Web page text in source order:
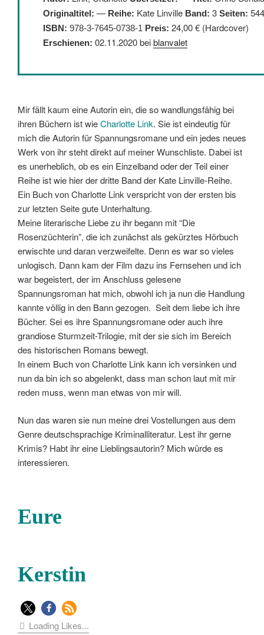
Originaltitel: — Reihe: Kate Linville Band: 3 Seiten: 544
ISBN: 978-3-7645-0738-1 Preis: 24,00 € (Hardcover)
Erschienen: 02.11.2020 beiblanvalet
Mir fällt kaum eine Autorin ein, die so wandlungsfähig bei
ihren Büchern ist wieCharlotte Link. Sie ist eindeutig für
mich die Autorin für Spannungsromane und ein jedes neues
Werk von ihr steht direkt auf meiner Wunschliste. Dabei ist
es unerheblich, ob es ein Einzelband oder der Teil einer
Reihe ist wie hier der dritte Band der Kate Linville-Reihe.
Ein Buch von Charlotte Link verspricht von der ersten bis
zur letzten Seite gute Unterhaltung.
Meine literarische Liebe zu ihr begann mit “Die
Rosenzüchterin”, die ich zunächst als gekürztes Hörbuch
erwischte und daran verzweifelte. Denn es war so vieles
unlogisch. Dann kam der Film dazu ins Fernsehen und ich
war begeistert, der im Anschluss gelesene
Spannungsroman hat mich, obwohl ich ja nun die Handlung
kannte völlig in den Bann gezogen. Seit dem liebe ich ihre
Bücher. Sei es ihre Spannungsromane oder auch ihre
grandiose Sturmzeit-Trilogie, mit der sie sich im Bereich
des historischen Romans bewegt.
In einem Buch von Charlotte Link kann ich versinken und
nun da bin ich so abgelenkt, dass man schon laut mit mir
reden muss, wenn man etwas von mir will.
Nun das waren sie nun meine drei Vostellungen aus dem
Genre deutschsprachige Kriminalliteratur. Lest ihr gerne
Krimis? Habt ihr eine Lieblingsautorin? Mich würde es
interessieren.
Eure
Kerstin
Loading Likes...